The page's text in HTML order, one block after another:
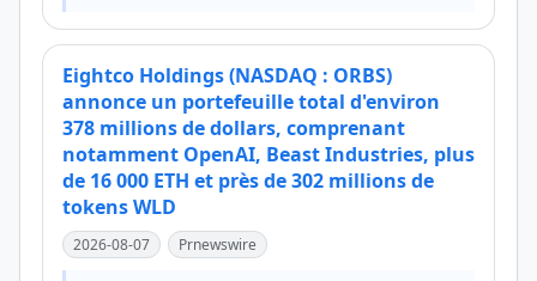
Eightco Holdings (NASDAQ : ORBS)
annonce un portefeuille total d'environ
378 millions de dollars, comprenant
notamment OpenAI, Beast Industries, plus
de 16 000 ETH et près de 302 millions de
tokens WLD
2026-08-07 Prnewswire